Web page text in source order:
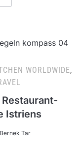
WORLDWIDE,
Istriens
Tar